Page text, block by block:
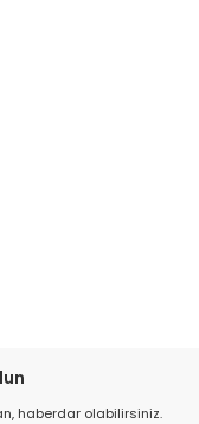
haberdar olabilirsiniz.